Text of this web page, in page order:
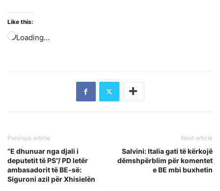
Like this:
Loading…
Previous article
“E dhunuar nga djali i
deputetit të PS”/ PD letër
ambasadorit të BE-së:
Siguroni azil për Xhisielën
Next article
Salvini: Italia gati të kërkojë
dëmshpërblim për komentet
e BE mbi buxhetin